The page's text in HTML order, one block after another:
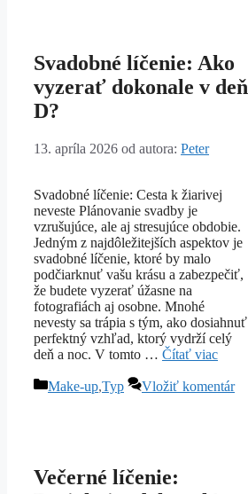
Svadobné líčenie: Ako
vyzerať dokonale v deň
D?
13. apríla 2026 od autora: Peter
Svadobné líčenie: Cesta k žiarivej
neveste Plánovanie svadby je
vzrušujúce, ale aj stresujúce obdobie.
Jedným z najdôležitejších aspektov je
svadobné líčenie, ktoré by malo
podčiarknuť vašu krásu a zabezpečiť,
že budete vyzerať úžasne na
fotografiách aj osobne. Mnohé
nevesty sa trápia s tým, ako dosiahnuť
perfektný vzhľad, ktorý vydrží celý
deň a noc. V tomto … Čítať viac
Kategórie
Make-up,Typ Vložiť komentár
Večerné líčenie: